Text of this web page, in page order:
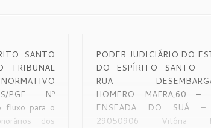
SANTO
TRIBUNAL
PGE Nº
fluxo para o
dos
PODER JUDICIÁRIO DO
DO ESPÍRITO SANTO –
RUA
HOMERO MAFRA,60 –
ENSEADA DO SUÁ –
29050906 – Vitória –